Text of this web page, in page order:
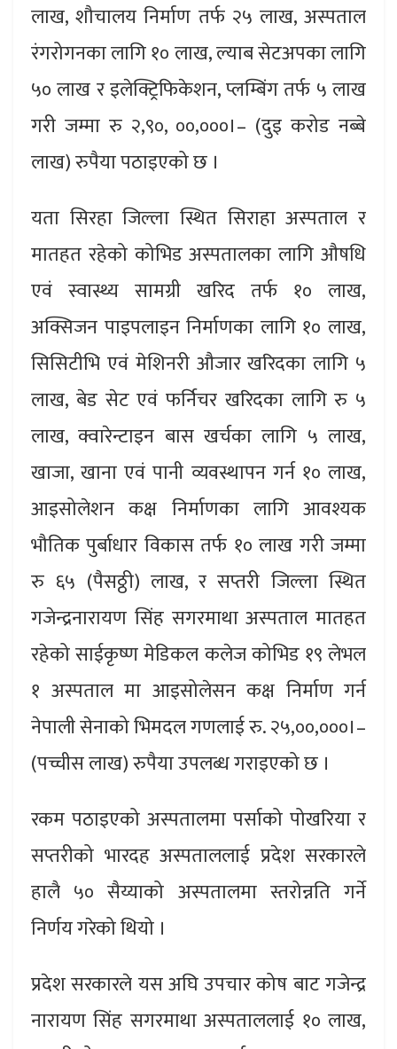
लाख, शौचालय निर्माण तर्फ २५ लाख, अस्पताल
रंगरोगनका लागि १० लाख, ल्याब सेटअपका लागि
५० लाख र इलेक्ट्रिफिकेशन, प्लम्बिंग तर्फ ५ लाख
गरी जम्मा रु २,९०, ००,०००।– (दुइ करोड नब्बे
लाख) रुपैया पठाइएको छ ।
यता सिरहा जिल्ला स्थित सिराहा अस्पताल र
मातहत रहेको कोभिड अस्पतालका लागि औषधि
एवं स्वास्थ्य सामग्री खरिद तर्फ १० लाख,
अक्सिजन पाइपलाइन निर्माणका लागि १० लाख,
सिसिटीभि एवं मेशिनरी औजार खरिदका लागि ५
लाख, बेड सेट एवं फर्निचर खरिदका लागि रु ५
लाख, क्वारेन्टाइन बास खर्चका लागि ५ लाख,
खाजा, खाना एवं पानी व्यवस्थापन गर्न १० लाख,
आइसोलेशन कक्ष निर्माणका लागि आवश्यक
भौतिक पुर्बाधार विकास तर्फ १० लाख गरी जम्मा
रु ६५ (पैसठ्ठी) लाख, र सप्तरी जिल्ला स्थित
गजेन्द्रनारायण सिंह सगरमाथा अस्पताल मातहत
रहेको साईकृष्ण मेडिकल कलेज कोभिड १९ लेभल
१ अस्पताल मा आइसोलेसन कक्ष निर्माण गर्न
नेपाली सेनाको भिमदल गणलाई रु. २५,००,०००।–
(पच्चीस लाख) रुपैया उपलब्ध गराइएको छ ।
रकम पठाइएको अस्पतालमा पर्साको पोखरिया र
सप्तरीको भारदह अस्पताललाई प्रदेश सरकारले
हालै ५० सैय्याको अस्पतालमा स्तरोन्नति गर्ने
निर्णय गरेको थियो ।
प्रदेश सरकारले यस अघि उपचार कोष बाट गजेन्द्र
नारायण सिंह सगरमाथा अस्पताललाई १० लाख,